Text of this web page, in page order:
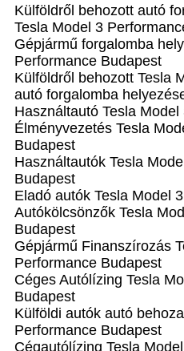
Külföldről behozott autó
Tesla Model 3
Gépjármű forgalomba
Performance Budapest
Külföldről behozott Tesla
autó forgalomba
Használtautó‎ Tesla
Élményvezetés Tesla
Budapest
Használtautó‎k Tesla
Budapest
Eladó autók Tesla Model
Autókölcsönzők Tesla
Budapest
Gépjármű Finanszírozás
Performance Budapest
Céges Autólízing Tesla
Budapest
Külföldi autók‎ autó
Performance Budapest
Cégautólízing Tesla